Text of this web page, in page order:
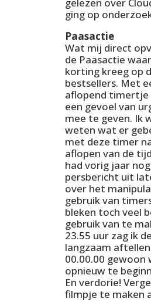
ging op
Paasactie
Wat mij direct
de Paasactie
korting kreeg op
bestsellers. Met
aflopend timertje
een gevoel van
mee te geven. Ik
weten wat er
met deze timer
aflopen van de
had vorig jaar
persbericht uit
over het
gebruik van
bleken toch veel
gebruik van te
23.55 uur zag ik
langzaam
00.00.00 gewoon
opnieuw te
En verdorie!
filmpje te maken